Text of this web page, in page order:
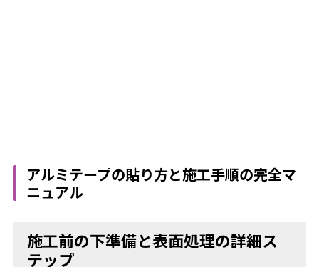
アルミテープの貼り方と施工手順の完全マ
ニュアル
施工前の下準備と表面処理の詳細ス
テップ